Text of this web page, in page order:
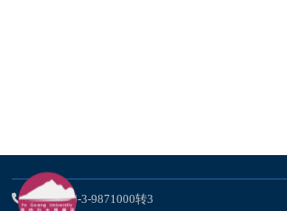
电话：886-3-9871000转3